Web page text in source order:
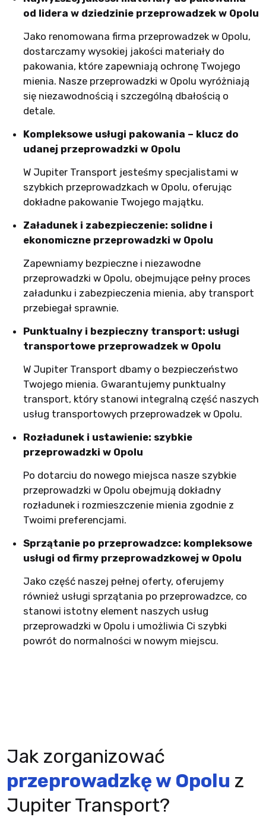
od lidera w dziedzinie przeprowadzek w Opolu
Jako renomowana firma przeprowadzek w Opolu,
dostarczamy wysokiej jakości materiały do
pakowania, które zapewniają ochronę Twojego
mienia. Nasze przeprowadzki w Opolu wyróżniają
się niezawodnością i szczególną dbałością o
detale.
Kompleksowe usługi pakowania – klucz do
udanej przeprowadzki w Opolu
W Jupiter Transport jesteśmy specjalistami w
szybkich przeprowadzkach w Opolu, oferując
dokładne pakowanie Twojego majątku.
Załadunek i zabezpieczenie: solidne i
ekonomiczne przeprowadzki w Opolu
Zapewniamy bezpieczne i niezawodne
przeprowadzki w Opolu, obejmujące pełny proces
załadunku i zabezpieczenia mienia, aby transport
przebiegał sprawnie.
Punktualny i bezpieczny transport: usługi
transportowe przeprowadzek w Opolu
W Jupiter Transport dbamy o bezpieczeństwo
Twojego mienia. Gwarantujemy punktualny
transport, który stanowi integralną część naszych
usług transportowych przeprowadzek w Opolu.
Rozładunek i ustawienie: szybkie
przeprowadzki w Opolu
Po dotarciu do nowego miejsca nasze szybkie
przeprowadzki w Opolu obejmują dokładny
rozładunek i rozmieszczenie mienia zgodnie z
Twoimi preferencjami.
Sprzątanie po przeprowadzce: kompleksowe
usługi od firmy przeprowadzkowej w Opolu
Jako część naszej pełnej oferty, oferujemy
również usługi sprzątania po przeprowadzce, co
stanowi istotny element naszych usług
przeprowadzki w Opolu i umożliwia Ci szybki
powrót do normalności w nowym miejscu.
Jak zorganizować
przeprowadzkę w Opolu z
Jupiter Transport?